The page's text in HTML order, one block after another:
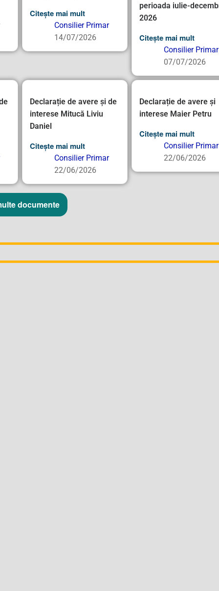
Citește mai mult
Consilier Primar
14/07/2026
perioada iulie-
2026
Citește mai mult
Consilier Primar
07/07/2026
Declarație de avere și de
interese Mitucă Liviu
Daniel
Citește mai mult
Consilier Primar
22/06/2026
Declarație de avere și
interese Maier Petru
Citește mai mult
Consilier Primar
22/06/2026
documente